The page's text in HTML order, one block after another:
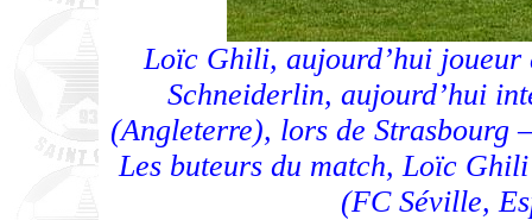
Loïc Ghili, aujourd’hui joueur
Schneiderlin, aujourd’hui
(Angleterre), lors de Strasbourg
Les buteurs du match, Loïc
(FC Séville,